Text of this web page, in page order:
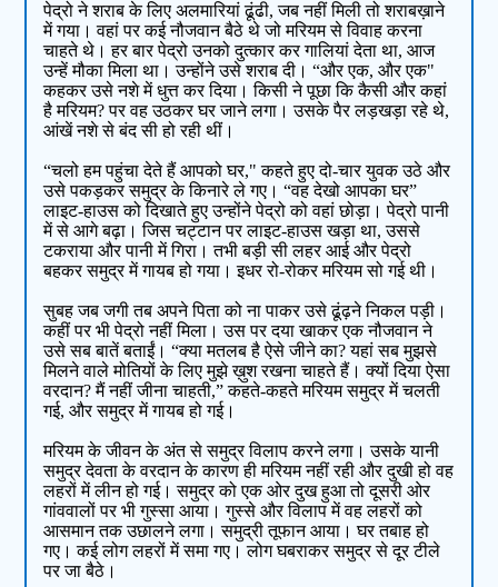
पेद्रो ने शराब के लिए अलमारियां ढूंढी, जब नहीं मिली तो शराबख़ाने
में गया। वहां पर कई नौजवान बैठे थे जो मरियम से विवाह करना
चाहते थे। हर बार पेद्रो उनको दुत्कार कर गालियां देता था, आज
उन्हें मौका मिला था। उन्होंने उसे शराब दी। “और एक, और एक"
कहकर उसे नशे में धुत्त कर दिया। किसी ने पूछा कि कैसी और कहां
है मरियम? पर वह उठकर घर जाने लगा। उसके पैर लड़खड़ा रहे थे,
आंखें नशे से बंद सी हो रही थीं।
“चलो हम पहुंचा देते हैं आपको घर," कहते हुए दो-चार युवक उठे और
उसे पकड़कर समुद्र के किनारे ले गए। “वह देखो आपका घर”
लाइट-हाउस को दिखाते हुए उन्होंने पेद्रो को वहां छोड़ा। पेद्रो पानी
में से आगे बढ़ा। जिस चट्टान पर लाइट-हाउस खड़ा था, उससे
टकराया और पानी में गिरा। तभी बड़ी सी लहर आई और पेद्रो
बहकर समुद्र में गायब हो गया। इधर रो-रोकर मरियम सो गई थी।
सुबह जब जगी तब अपने पिता को ना पाकर उसे ढूंढ़ने निकल पड़ी।
कहीं पर भी पेद्रो नहीं मिला। उस पर दया खाकर एक नौजवान ने
उसे सब बातें बताईं। “क्या मतलब है ऐसे जीने का? यहां सब मुझसे
मिलने वाले मोतियों के लिए मुझे ख़ुश रखना चाहते हैं। क्यों दिया ऐसा
वरदान? मैं नहीं जीना चाहती,” कहते-कहते मरियम समुद्र में चलती
गई, और समुद्र में गायब हो गई।
मरियम के जीवन के अंत से समुद्र विलाप करने लगा। उसके यानी
समुद्र देवता के वरदान के कारण ही मरियम नहीं रही और दुखी हो वह
लहरों में लीन हो गई। समुद्र को एक ओर दुख हुआ तो दूसरी ओर
गांववालों पर भी गुस्सा आया। गुस्से और विलाप में वह लहरों को
आसमान तक उछालने लगा। समुद्री तूफान आया। घर तबाह हो
गए। कई लोग लहरों में समा गए। लोग घबराकर समुद्र से दूर टीले
पर जा बैठे।